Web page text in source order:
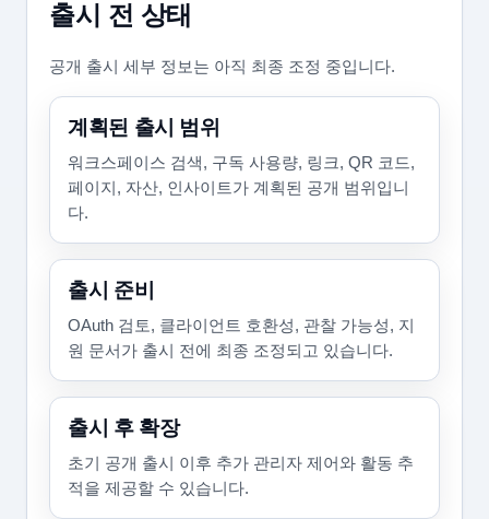
출시 전 상태
공개 출시 세부 정보는 아직 최종 조정 중입니다.
계획된 출시 범위
워크스페이스 검색, 구독 사용량, 링크, QR 코드,
페이지, 자산, 인사이트가 계획된 공개 범위입니
다.
출시 준비
OAuth 검토, 클라이언트 호환성, 관찰 가능성, 지
원 문서가 출시 전에 최종 조정되고 있습니다.
출시 후 확장
초기 공개 출시 이후 추가 관리자 제어와 활동 추
적을 제공할 수 있습니다.